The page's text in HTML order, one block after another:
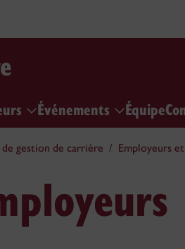
Événements Équipe
gestion de carrière Employeurs